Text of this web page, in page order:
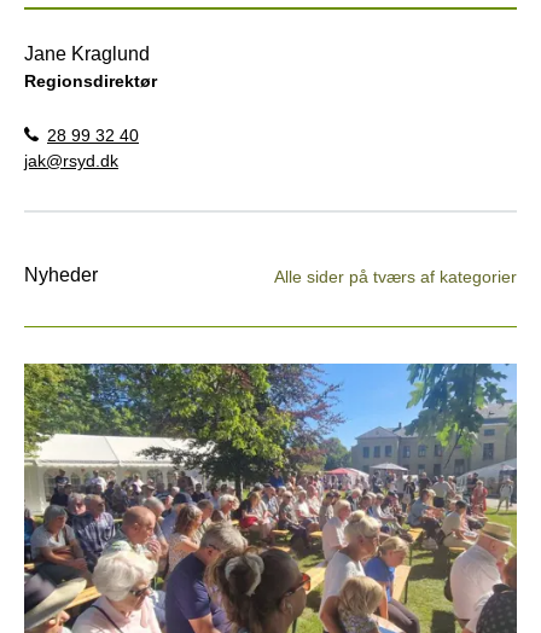
Jane Kraglund
Regionsdirektør
28 99 32 40
jak@rsyd.dk
Nyheder Alle sider på tværs af kategorier